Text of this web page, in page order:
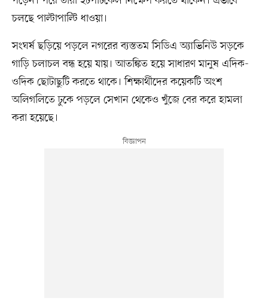
চলছে পাল্টাপাল্টি ধাওয়া।
সংঘর্ষ ছড়িয়ে পড়লে নগরের ব্যস্ততম সিডিএ অ্যাভিনিউ সড়কে
গাড়ি চলাচল বন্ধ হয়ে যায়। আতঙ্কিত হয়ে সাধারণ মানুষ এদিক-
ওদিক ছোটাছুটি করতে থাকে। শিক্ষার্থীদের কয়েকটি অংশ
অলিগলিতে ঢুকে পড়লে সেখান থেকেও খুঁজে বের করে হামলা
করা হয়েছে।